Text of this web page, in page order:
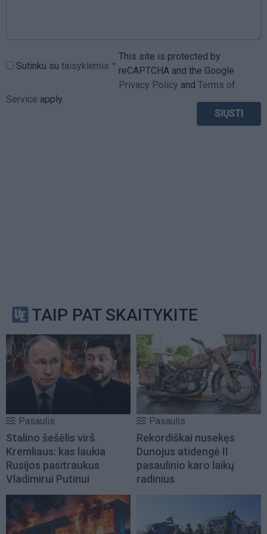
Sutinku su taisyklėmis
This site is protected by
reCAPTCHA and the Google
Privacy Policy and Terms of
Service apply.
TAIP PAT SKAITYKITE
Pasaulis
Stalino šešėlis virš
Kremliaus: kas laukia
Rusijos pasitraukus
Vladimirui Putinui
Pasaulis
Rekordiškai nusekęs
Dunojus atidengė II
pasaulinio karo laikų
radinius